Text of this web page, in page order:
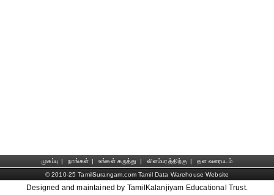
முகப்பு | நாங்கள் | உங்கள் கருத்து | விளம்பரத்திற்கு |
தள வரைபடம்
© 2010-25 TamilSurangam.com Tamil Data Warehouse Website
Designed and maintained by TamilKalanjiyam Educational Trust.